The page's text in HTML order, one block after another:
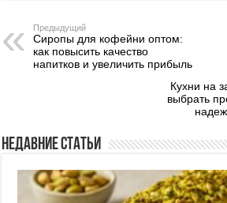
Предыдущий
Сиропы для кофейни оптом:
как повысить качество
напитков и увеличить прибыль
Кухни на
выбрать
Недавние статьи